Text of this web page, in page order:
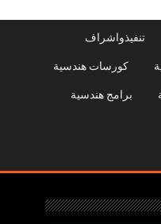
تنفيذواشراف
كورسات هندسية
برامج هندسية